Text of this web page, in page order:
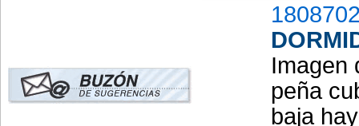
Imagen
peña
baja